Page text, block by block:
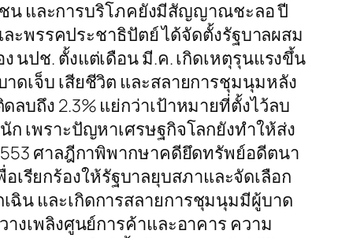
ชน และการบริโภคยังมีสัญญาณชะลอ ปี
ะพรรคประชาธิปัตย์ ได้จัดตั้งรัฐบาลผสม
ปช. ตั้งแต่เดือน มี.ค. เกิดเหตุรุนแรงขึ้น
ดเจ็บ เสียชีวิต และสลายการชุมนุมหลัง
บถึง 2.3% แย่กว่าเป้าหมายที่ตั้งไว้ลบ
เพราะปัญหาเศรษฐกิจโลกยังทำให้ส่ง
ศาลฎีกาพิพากษาคดียึดทรัพย์อดีตนา
เรียกร้องให้รัฐบาลยุบสภาและจัดเลือก
ฉิน และเกิดการสลายการชุมนุมมีผู้บาด
งเพลิงศูนย์การค้าและอาคาร ความ